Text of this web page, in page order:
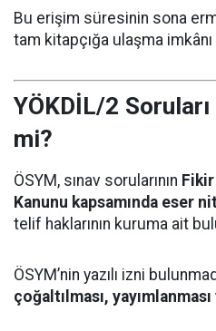
Bu erişim süresinin sona
tam kitapçığa ulaşma
YÖKDİL/2
mi?
ÖSYM, sınav sorularının
Kanunu kapsamında eser
telif haklarının kuruma ait
ÖSYM’nin yazılı izni
çoğaltılması, yayımlanması